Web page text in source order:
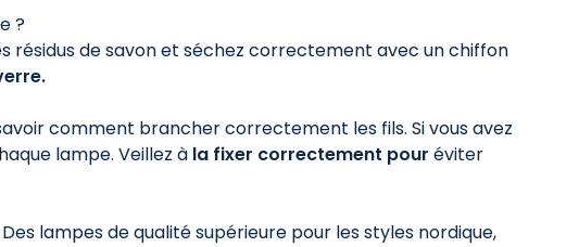
?
résidus de savon et séchez correctement avec un chiffon
comment brancher correctement les fils. Si vous avez
lampe. Veillez à la fixer correctement pour éviter
lampes de qualité supérieure pour les styles nordique,